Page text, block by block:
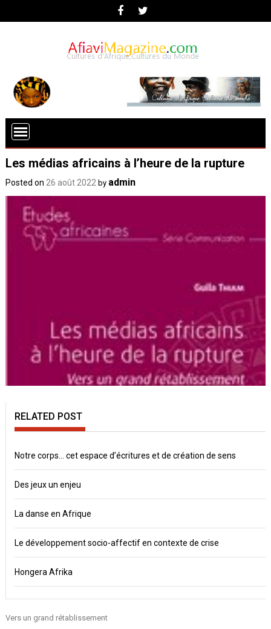
Les médias africains à l’heure de la rupture
Posted on 26 août 2022 by admin
RELATED POST
Notre corps… cet espace d’écritures et de création de sens
Des jeux un enjeu
La danse en Afrique
Le développement socio-affectif en contexte de crise
Hongera Afrika
Vers un grand rétablissement